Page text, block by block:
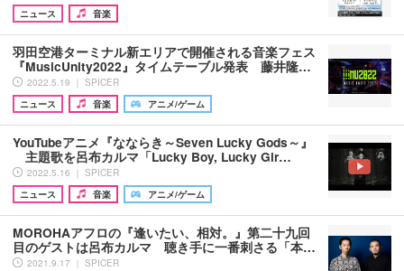
ニュース
音楽
羽田空港ターミナル新エリアで開催される音楽フェス
『MusicUnity2022』タイムテーブル発表 藤井隆…
2022.5.19 ｜ SPICER
ニュース
音楽 アニメ/ゲーム
YouTubeアニメ『なならき～Seven Lucky Gods～』
主題歌を呂布カルマ「Lucky Boy, Lucky Gir…
2022.5.16 ｜ SPICER
ニュース
音楽 アニメ/ゲーム
MOROHAアフロの『逢いたい、相対。』第二十九回
目のゲストは呂布カルマ 聴き手に一番刺さる「本…
2021.9.17 ｜ SPICER